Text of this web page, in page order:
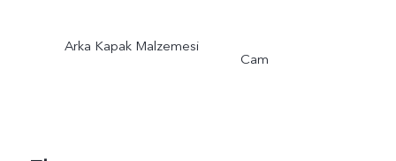
Arka Kapak Malzemesi
Cam